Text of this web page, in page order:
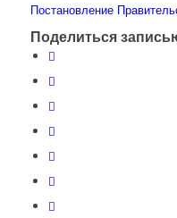
Постановление
Поделиться